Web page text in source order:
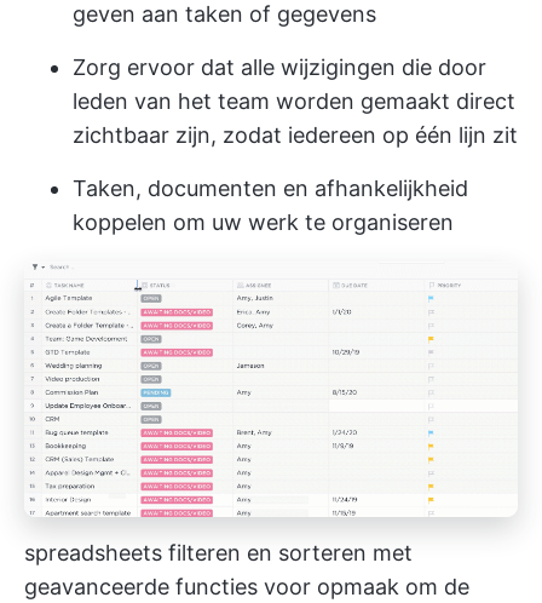
geven aan taken of gegevens
Zorg ervoor dat alle wijzigingen die door
leden van het team worden gemaakt direct
zichtbaar zijn, zodat iedereen op één lijn zit
Taken, documenten en afhankelijkheid
koppelen om uw werk te organiseren
spreadsheets filteren en sorteren met
geavanceerde functies voor opmaak om de